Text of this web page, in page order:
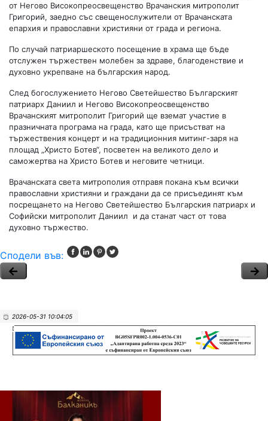
от Негово Високопреосвещенство Врачанския митрополит
Григорий, заедно със свещенослужители от Врачанската
епархия и православни християни от града и региона.
По случай патриаршеското посещение в храма ще бъде
отслужен тържествен молебен за здраве, благоденствие и
духовно укрепване на българския народ.
След богослужението Негово Светейшество Българският
патриарх Даниил и Негово Високопреосвещенство
Врачанският митрополит Григорий ще вземат участие в
празничната програма на града, като ще присъстват на
тържествения концерт и на традиционния митинг-заря на
площад „Христо Ботев“, посветен на великото дело и
саможертва на Христо Ботев и неговите четници.
Врачанската света митрополия отправя покана към всички
православни християни и граждани да се присъединят към
посрещането на Негово Светейшество Българския патриарх и
Софийски митрополит Даниил и да станат част от това
духовно тържество.
Сподели във:
2026-05-31 10:04:05